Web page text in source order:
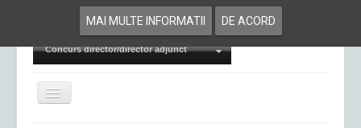
MAI MULTE INFORMATII DE ACORD
Examene Naționale
Concurs director/director adjunct
Comută
navigarea